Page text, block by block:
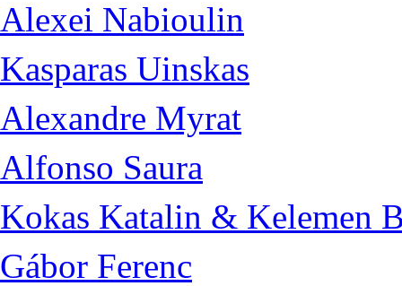
Alexei Nabioulin
Kasparas Uinskas
Alexandre Myrat
Alfonso Saura
Kokas Katalin & Kelemen
Gábor Ferenc